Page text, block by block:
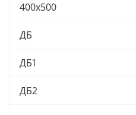
400х500
ДБ
ДБ1
ДБ2